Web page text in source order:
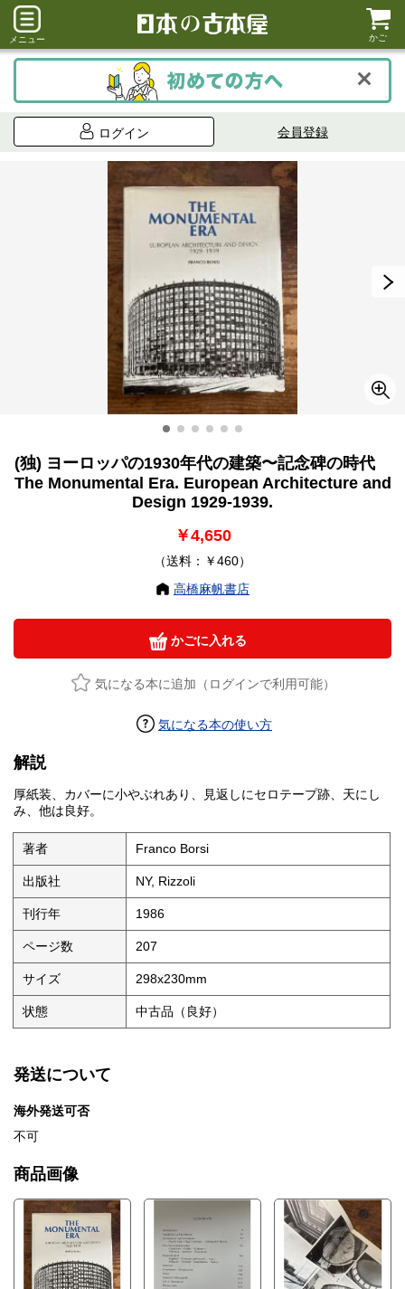
メニュー かご
ログイン 会員登録
(独) ヨーロッパの1930年代の建築〜記念碑の時代
The Monumental Era. European Architecture and
Design 1929-1939.
￥4,650
（送料：￥460）
高橋麻帆書店
かごに入れる
気になる本に追加（ログインで利用可能）
気になる本の使い方
解説
厚紙装、カバーに小やぶれあり、見返しにセロテープ跡、天にし
み、他は良好。
著者 Franco Borsi
出版社 NY, Rizzoli
刊行年 1986
ページ数 207
サイズ 298x230mm
状態 中古品（良好）
発送について
海外発送可否
不可
商品画像